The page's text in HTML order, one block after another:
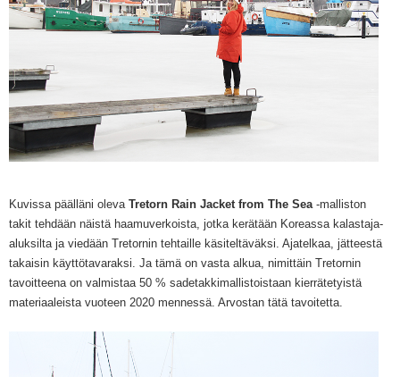
Kuvissa päälläni ol eva Tretorn Rain Jacket from The Sea -malliston
takit tehdään näistä haamuverkoista, jotka kerätään Koreassa kalastaja-
aluksilta ja viedään Tretornin tehtaille käsiteltäväksi. Ajatelkaa, jätteestä
takaisin käyttötavaraksi. Ja tämä on vasta alkua, nimittäin Tretornin
tavoitteena on valmistaa 50 % sadetakkimallistoistaan kierrätetyistä
materiaaleista vuoteen 2020 mennessä. Arvostan tätä tavoitetta